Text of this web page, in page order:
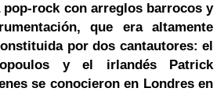
pop-rock con arreglos barrocos y
que era altamente
por dos cantautores: el
y el irlandés Patrick
se conocieron en Londresen